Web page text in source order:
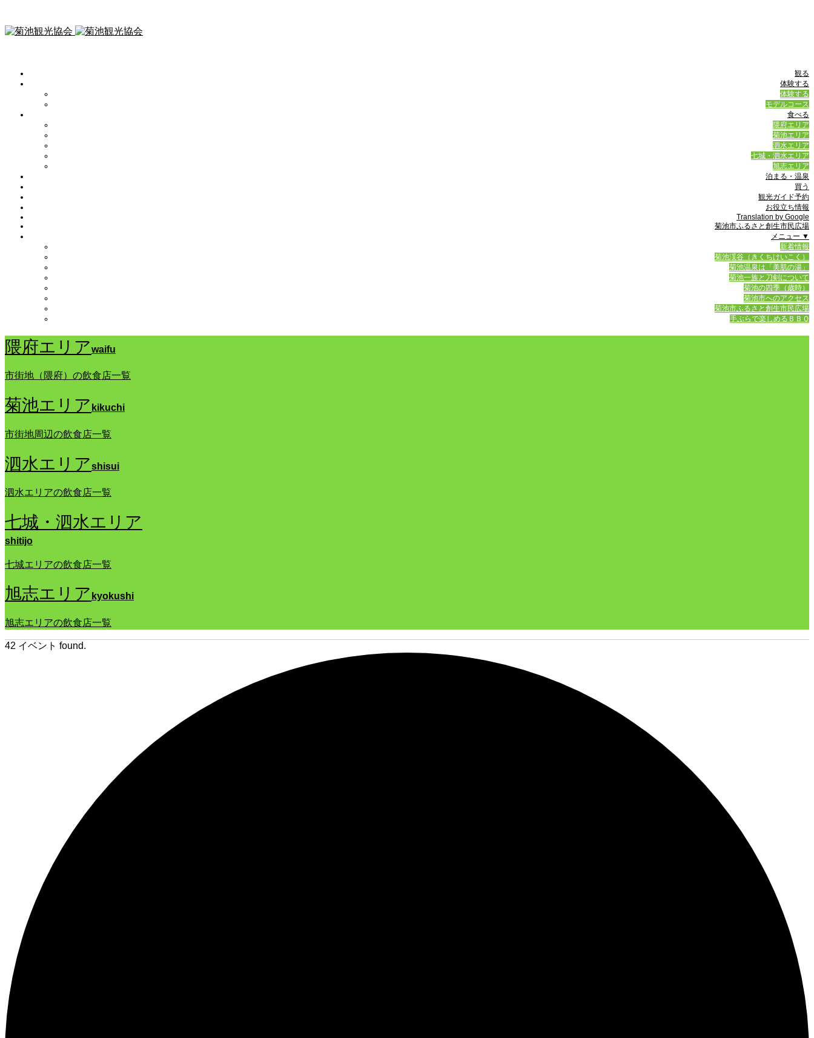
観る
体験する
体験する
モデルコース
食べる
隈府エリア
菊池エリア
泗水エリア
七城・泗水エリア
旭志エリア
泊まる・温泉
買う
観光ガイド予約
お役立ち情報
Translation by Google
菊池市ふるさと創生市民広場
メニュー ▼
新着情報
菊池渓谷（きくちけいこく）
菊池温泉は「美肌の湯」
菊池一族と刀剣について
菊池の四季（歳時）
菊池市へのアクセス
菊池市ふるさと創生市民広場
手ぶらで楽しめるＢＢＱ
隈府エリアwaifu
市街地（隈府）の飲食店一覧
菊池エリア kikuchi
市街地周辺の飲食店一覧
泗水エリアshisui
泗水エリアの飲食店一覧
七城・泗水エリア
shitijo
七城エリアの飲食店一覧
旭志エリア kyokushi
旭志エリアの飲食店一覧
42 イベント found.